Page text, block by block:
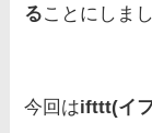
ることにしまし
今回はifttt(イ